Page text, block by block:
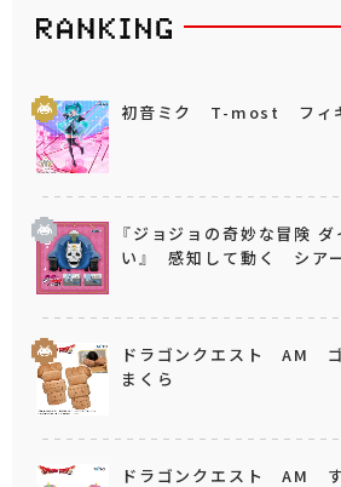
初音ミク T-most フィ
『ジョジョの奇妙な冒険
い』 感知して動く シア
ドラゴンクエスト AM
まくら
ドラゴンクエスト AM す